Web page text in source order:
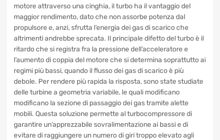
motore attraverso una cinghia, il turbo ha il vantaggio del
maggior rendimento, dato che non assorbe potenza dal
propulsore e, anzi, sfrutta l’energia dei gas di scarico che
altrimenti andrebbe sprecata. Il principale difetto del turbo è il
ritardo che si registra fra la pressione dell’acceleratore e
l’aumento di coppia del motore che si determina soprattutto ai
regimi più bassi, quando il flusso dei gas di scarico è più
debole. Per rendere più rapida la risposta, sono state studiate
delle turbine a geometria variabile, le quali modificano
modificano la sezione di passaggio dei gas tramite alette
mobili. Questa soluzione permette al turbocompressore di
garantire un’apprezzabile sovralimentazione ai bassi e di
evitare di raggiungere un numero di giri troppo elevato agli